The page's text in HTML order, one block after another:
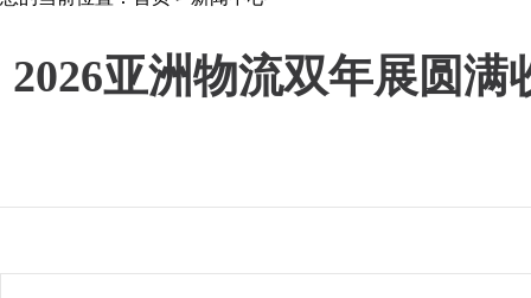
2026亚洲物流双年展圆